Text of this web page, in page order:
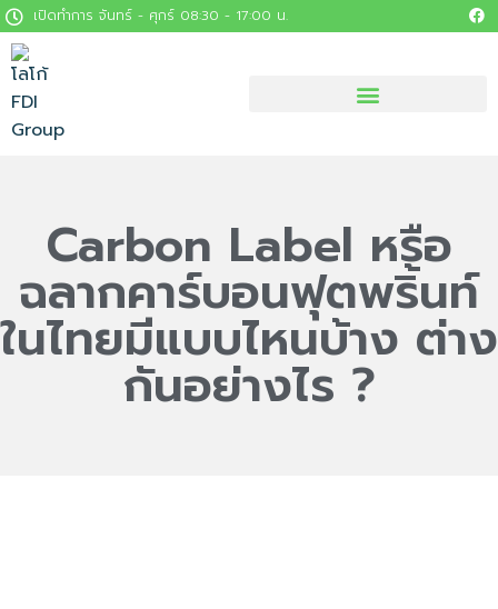
เปิดทำการ จันทร์ - ศุกร์ 08:30 - 17:00 น.
Carbon Label หรือ
ฉลากคาร์บอนฟุตพริ้นท์
ในไทยมีแบบไหนบ้าง ต่าง
กันอย่างไร ?